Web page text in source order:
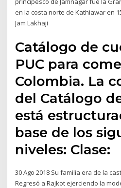
en la costa norte de Kathiawar en
Jam Lakhaji
Catálogo de
PUC para
Colombia. La
del Catálogo
está
base de los
niveles: Clase:
30 Ago 2018 Su familia era de la
Regresó a Rajkot ejerciendo la